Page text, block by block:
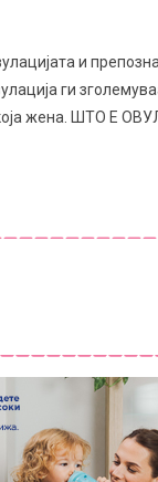
и
ги
жена. ШТО Е